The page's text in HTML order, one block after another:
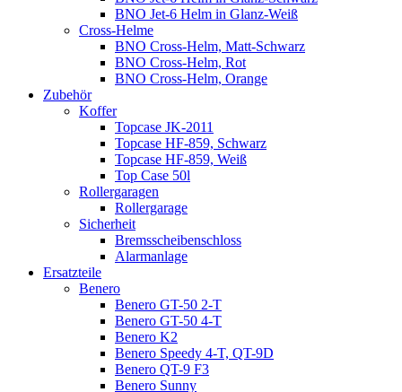
BNO Jet-6 Helm in Glanz-Weiß
Cross-Helme
BNO Cross-Helm, Matt-Schwarz
BNO Cross-Helm, Rot
BNO Cross-Helm, Orange
Zubehör
Koffer
Topcase JK-2011
Topcase HF-859, Schwarz
Topcase HF-859, Weiß
Top Case 50l
Rollergaragen
Rollergarage
Sicherheit
Bremsscheibenschloss
Alarmanlage
Ersatzteile
Benero
Benero GT-50 2-T
Benero GT-50 4-T
Benero K2
Benero Speedy 4-T, QT-9D
Benero QT-9 F3
Benero Sunny